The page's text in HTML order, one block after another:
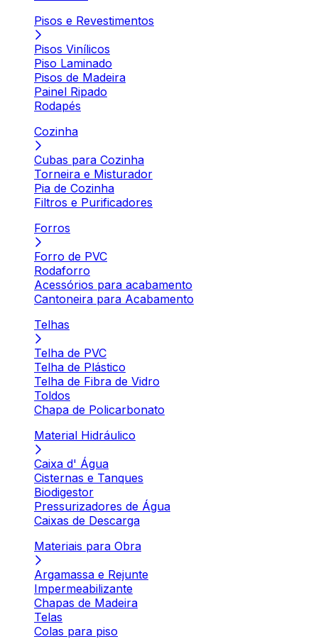
Pisos e Revestimentos
Pisos Vinílicos
Piso Laminado
Pisos de Madeira
Painel Ripado
Rodapés
Cozinha
Cubas para Cozinha
Torneira e Misturador
Pia de Cozinha
Filtros e Purificadores
Forros
Forro de PVC
Rodaforro
Acessórios para acabamento
Cantoneira para Acabamento
Telhas
Telha de PVC
Telha de Plástico
Telha de Fibra de Vidro
Toldos
Chapa de Policarbonato
Material Hidráulico
Caixa d' Água
Cisternas e Tanques
Biodigestor
Pressurizadores de Água
Caixas de Descarga
Materiais para Obra
Argamassa e Rejunte
Impermeabilizante
Chapas de Madeira
Telas
Colas para piso